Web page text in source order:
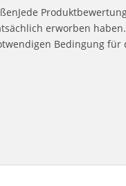
Jede
erworben
Bedingung